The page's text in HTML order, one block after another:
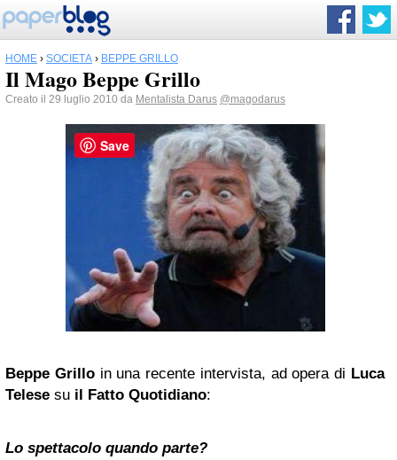
HOME › SOCIETÀ › BEPPE GRILLO
Il Mago Beppe Grillo
Creato il 29 luglio 2010 da Mentalista Darus @magodarus
Beppe Grilloin una recente intervista, ad opera di Luca
Telese su il Fatto Quotidiano:
Lo spettacolo quando parte?
Save